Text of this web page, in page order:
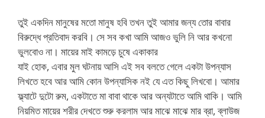
তুই একদিন মানুষের মতো মানুষ হবি তখন তুই আমার জন্য তোর বাবার
বিরুদ্ধে প্রতিবাদ করবি। সে সব কখা আমি আজও ভুলি নি আর কখনো
ভুলবোও না। মায়ের মাই কামড়ে চুষে একাকার
যাই হোক, এবার মুল ঘটনায় আসি এই সব বলতে গেলে একটা উপন্যাস
লিখতে হবে আর আমি কোন উপন্যাসিক নই যে এত কিছু লিখবো। আমার
ফ্ল্যাটে দুটো রুম, একটাতে মা বাবা থাকে আর অন্যটাতে আমি থাকি। আমি
নিয়মিত মায়ের শরীর দেখতে শুরু করলাম আর মাঝে মাঝে মার ব্রা, ব্লাউজ